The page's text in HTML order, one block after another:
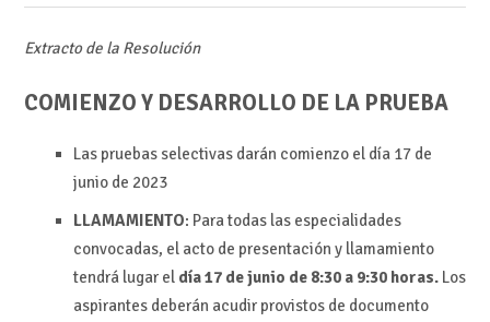
Extracto de la Resolución
COMIENZO Y DESARROLLO DE LA PRUEBA
Las pruebas selectivas darán comienzo el día 17 de
junio de 2023
LLAMAMIENTO: Para todas las especialidades
convocadas, el acto de presentación y llamamiento
tendrá lugar el día 17 de junio de 8:30 a 9:30 horas.Los
aspirantes deberán acudir provistos de documento